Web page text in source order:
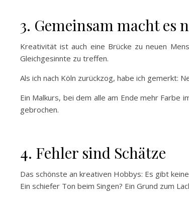
3. Gemeinsam macht es
Kreativität ist auch eine Brücke zu neuen
Gleichgesinnte zu treffen.
Als ich nach Köln zurückzog, habe ich gemerkt:
Ein Malkurs, bei dem alle am Ende mehr Farbe
gebrochen.
4. Fehler sind Schätze
Das schönste an kreativen Hobbys: Es gibt
Ein schiefer Ton beim Singen? Ein Grund zum